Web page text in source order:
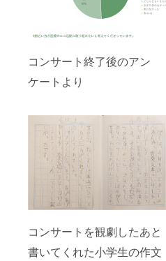
コンサート終了後のアン
ケートより
コンサートを観劇したあと
書いてくれた小学生の作文